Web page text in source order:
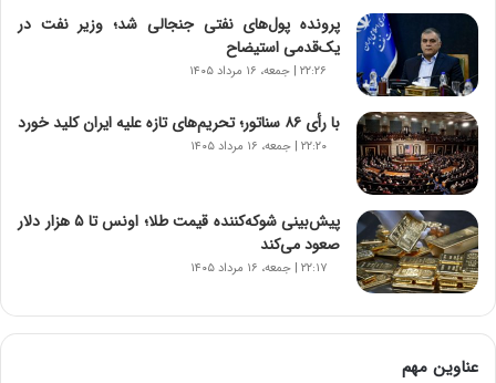
ر
ن‌
خ
و
د
ر
و
ب
ر
ا
ی
ت
و
ل
پرونده پول‌های نفتی جنجالی شد؛ وزیر نفت در
یک‌قدمی استیضاح
۲۲:۲۶ | جمعه، ۱۶ مرداد ۱۴۰۵
با رأی ۸۶ سناتور؛ تحریم‌های تازه علیه ایران کلید خورد
۲۲:۲۰ | جمعه، ۱۶ مرداد ۱۴۰۵
پیش‌بینی شوکه‌کننده قیمت طلا؛ اونس تا ۵ هزار دلار
صعود می‌کند
۲۲:۱۷ | جمعه، ۱۶ مرداد ۱۴۰۵
عناوین مهم